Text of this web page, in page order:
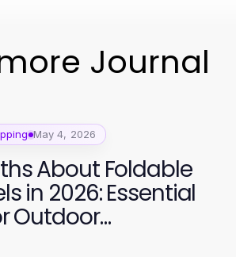
more Journal
May 4, 2026
About Foldable
in 2026: Essential
Outdoor